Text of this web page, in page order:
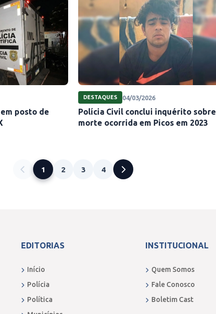
posto de
DESTAQUES 04/03/2026
Polícia Civil conclui inquérito sobre
morte ocorrida em Picos em 2023
1 2 3 4
EDITORIAS
Início
Polícia
Política
INSTITUCIONAL
Quem Somos
Fale Conosco
Boletim Cast